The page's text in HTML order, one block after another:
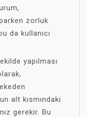
zorluk
da kullanıcı
yapılması
alt kısmındaki
gerekir. Bu